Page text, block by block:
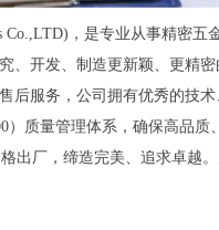
，是专业从事精密
、开发、制造更新颖、更精
后服务，公司拥有优秀的技
质量管理体系，确保高品质
厂，缔造完美、追求卓越